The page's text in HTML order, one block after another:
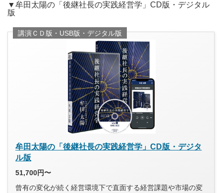
▼牟田太陽の「後継社長の実践経営学」CD版・デジタル
版
講演ＣＤ版・USB版・デジタル版
牟田太陽の「後継社長の実践経営学」CD版・デジタ
ル版
51,700円〜
曾有の変化が続く経営環境下で直面する経営課題や市場の変